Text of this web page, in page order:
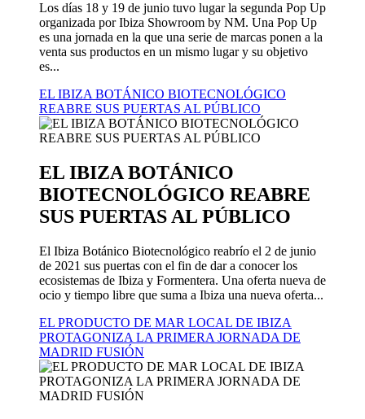
Los días 18 y 19 de junio tuvo lugar la segunda Pop Up
​​organizada por Ibiza Showroom by NM. Una Pop Up
es una jornada en la que una serie de marcas ponen a la
venta sus productos en un mismo lugar y su objetivo
es...
EL IBIZA BOTÁNICO BIOTECNOLÓGICO
REABRE SUS PUERTAS AL PÚBLICO
EL IBIZA BOTÁNICO
BIOTECNOLÓGICO REABRE
SUS PUERTAS AL PÚBLICO
El Ibiza Botánico Biotecnológico reabrío el 2 de junio
de 2021 sus puertas con el fin de dar a conocer los
ecosistemas de Ibiza y Formentera. Una oferta nueva de
ocio y tiempo libre que suma a Ibiza una nueva oferta...
EL PRODUCTO DE MAR LOCAL DE IBIZA
PROTAGONIZA LA PRIMERA JORNADA DE
MADRID FUSIÓN